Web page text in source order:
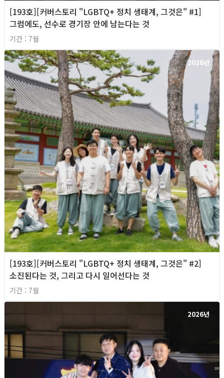
[193호][커버스토리 "LGBTQ+ 정치 생태계, 그것은" #1]
그럼에도, 선수로 경기장 안에 남는다는 것
기간 : 7월
2026년
[193호][커버스토리 "LGBTQ+ 정치 생태계, 그것은" #2]
소진된다는 것, 그리고 다시 일어선다는 것
기간 : 7월
2026년